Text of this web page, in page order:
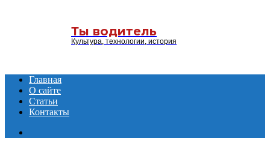
Ты водитель
Культура, технологии, история
Главная
О сайте
Статьи
Контакты